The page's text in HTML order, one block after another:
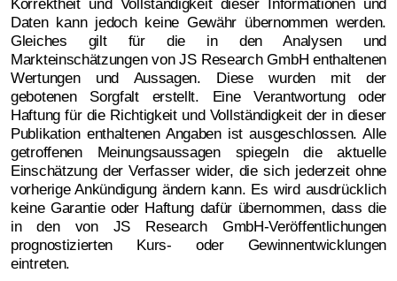
Daten kann jedoch keine Gewähr übernommen werden.
Gleiches gilt für die in den Analysen und
Markteinschätzungen von JS Research GmbH enthaltenen
Wertungen und Aussagen. Diese wurden mit der
gebotenen Sorgfalt erstellt. Eine Verantwortung oder
Haftung für die Richtigkeit und Vollständigkeit der in dieser
Publikation enthaltenen Angaben ist ausgeschlossen. Alle
getroffenen Meinungsaussagen spiegeln die aktuelle
Einschätzung der Verfasser wider, die sich jederzeit ohne
vorherige Ankündigung ändern kann. Es wird ausdrücklich
keine Garantie oder Haftung dafür übernommen, dass die
in den von JS Research GmbH-Veröffentlichungen
prognostizierten Kurs- oder Gewinnentwicklungen
eintreten.